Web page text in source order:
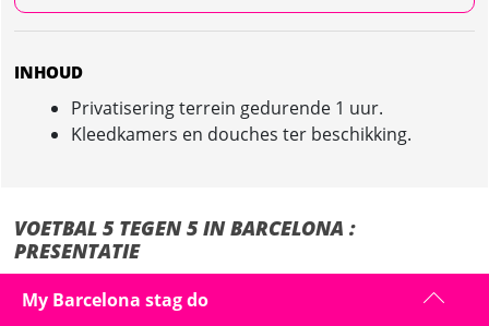
INHOUD
Privatisering terrein gedurende 1 uur.
Kleedkamers en douches ter beschikking.
VOETBAL 5 TEGEN 5 IN BARCELONA :
PRESENTATIE
Het terein is gelegen in Barcelona en is gemakkelijk bereikbaar met de
metro!
My Barcelona stag do